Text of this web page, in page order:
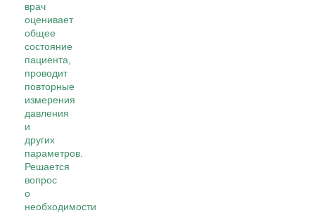
врач
оценивает
общее
состояние
пациента,
проводит
повторные
измерения
давления
и
других
параметров.
Решается
вопрос
о
необходимости